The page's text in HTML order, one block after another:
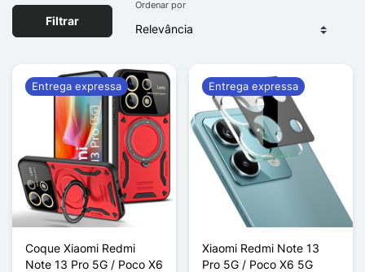
Filtrar
Ordenar por
Coque Xiaomi Redmi
Note 13 Pro 5G / Poco X6
Entrega expressa
Xiaomi Redmi Note 13
Pro 5G / Poco X6 5G
Entrega expressa